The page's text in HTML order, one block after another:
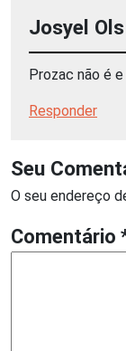
Josyel Ols
Prozac não é
Responder
Seu
O seu endereço
Comentário